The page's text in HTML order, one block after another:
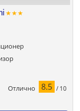
★★★
Отлично 8.5 / 10